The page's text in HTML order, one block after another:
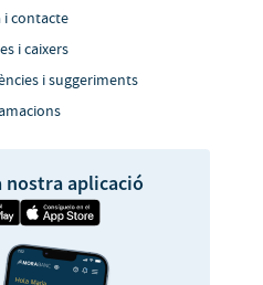
i contacte
i caixers
i suggeriments
nostra aplicació